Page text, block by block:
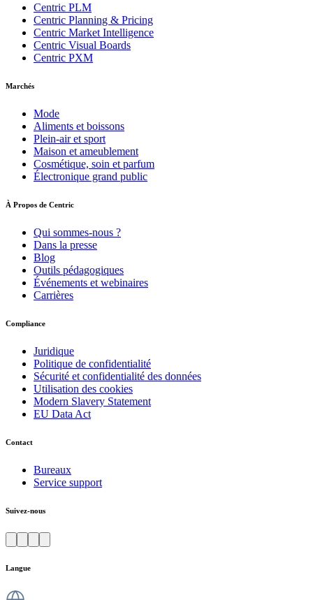
Centric PLM
Centric Planning & Pricing
Centric Market Intelligence
Centric Visual Boards
Centric PXM
Marchés
Mode
Aliments et boissons
Plein-air et sport
Maison et ameublement
Cosmétique, soin et parfum
Électronique grand public
À Propos de Centric
Qui sommes-nous ?
Dans la presse
Blog
Outils pédagogiques
Événements et webinaires
Carrières
Compliance
Juridique
Politique de confidentialité
Sécurité et confidentialité des données
Utilisation des cookies
Modern Slavery Statement
EU Data Act
Contact
Bureaux
Service support
Suivez-nous
Langue